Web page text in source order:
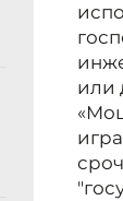
или